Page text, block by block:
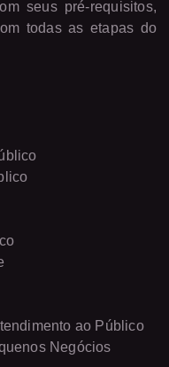
seus pré-requisitos,
todas as etapas do
ao Público
Negócios